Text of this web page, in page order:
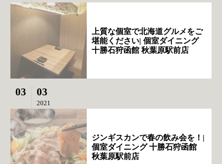
上質な個室で北海道グルメをご
堪能ください| 個室ダイニング
十勝石狩函館 秋葉原駅前店
03 03
2021
ジンギスカンで春の飲み会を！|
個室ダイニング 十勝石狩函館
秋葉原駅前店